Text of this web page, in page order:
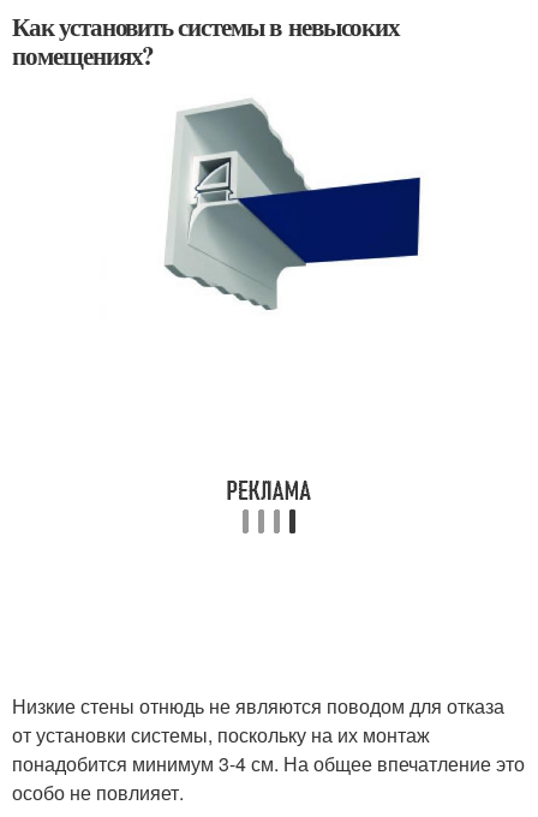
Как установить системы в невысоких
помещениях?
Низкие стены отнюдь не являются поводом для отказа
от установки системы, поскольку на их монтаж
понадобится минимум 3-4 см. На общее впечатление это
особо не повлияет.